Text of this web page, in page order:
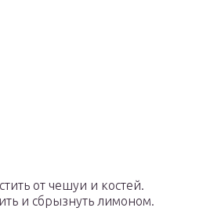
от чешуи и костей.
и сбрызнуть лимоном.